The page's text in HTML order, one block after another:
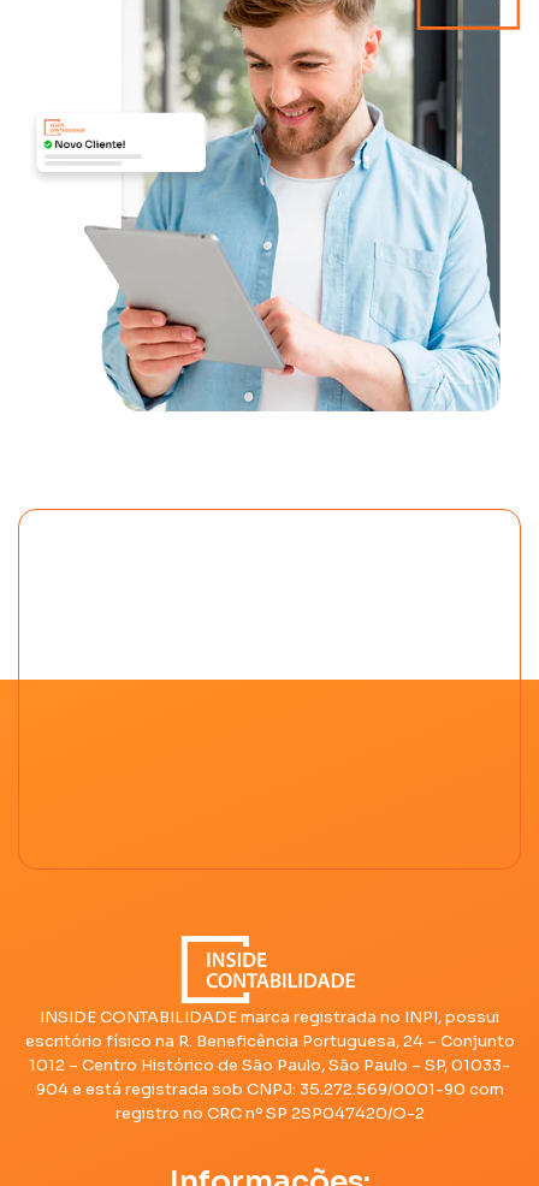
INSIDE CONTABILIDADE marca registrada no INPI, possui
escritório físico na R. Beneficência Portuguesa, 24 – Conjunto
1012 – Centro Histórico de São Paulo, São Paulo – SP, 01033-
904 e está registrada sob CNPJ: 35.272.569/0001-90 com
registro no CRC nº SP 2SP047420/O-2